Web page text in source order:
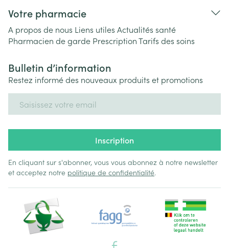
Votre pharmacie
A propos de nous Liens utiles Actualités santé
Pharmacien de garde PrescriptionTarifs des soins
Bulletin d’information
Restez informé des nouveaux produits et promotions
Inscription
En cliquant sur s'abonner, vous vous abonnez à notre newsletter
et acceptez notre politique de confidentialité.